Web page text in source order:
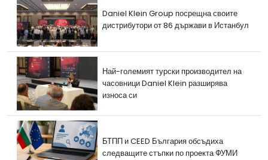
Daniel Klein Group посрещна своите
дистрибутори от 86 държави в Истанбул
Най-големият турски производител на
часовници Daniel Klein разширява
износа си
БТПП и CEED България обсъдиха
следващите стъпки по проекта ФУМИ